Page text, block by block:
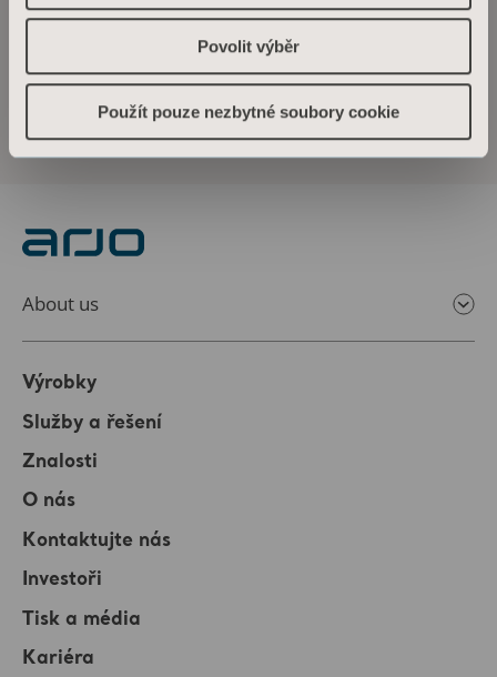
Povolit výběr
Použít pouze nezbytné soubory cookie
healthcare professionals, we are committed to driving healthier outcomes for people
www.arjo.com
About us
Výrobky
Služby a řešení
Znalosti
O nás
Kontaktujte nás
Investoři
Tisk a média
Kariéra